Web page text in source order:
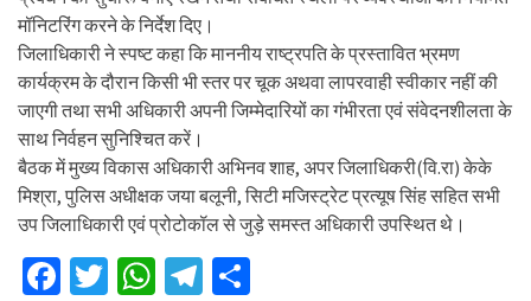
मॉनिटरिंग करने के निर्देश दिए।
जिलाधिकारी ने स्पष्ट कहा कि माननीय राष्ट्रपति के प्रस्तावित भ्रमण
कार्यक्रम के दौरान किसी भी स्तर पर चूक अथवा लापरवाही स्वीकार नहीं की
जाएगी तथा सभी अधिकारी अपनी जिम्मेदारियों का गंभीरता एवं संवेदनशीलता के
साथ निर्वहन सुनिश्चित करें।
बैठक में मुख्य विकास अधिकारी अभिनव शाह, अपर जिलाधिकरी(वि.रा) केके
मिश्रा, पुलिस अधीक्षक जया बलूनी, सिटी मजिस्ट्रेट प्रत्यूष सिंह सहित सभी
उप जिलाधिकारी एवं प्रोटोकॉल से जुड़े समस्त अधिकारी उपस्थित थे।
Facebook
Twitter
WhatsApp
Telegram